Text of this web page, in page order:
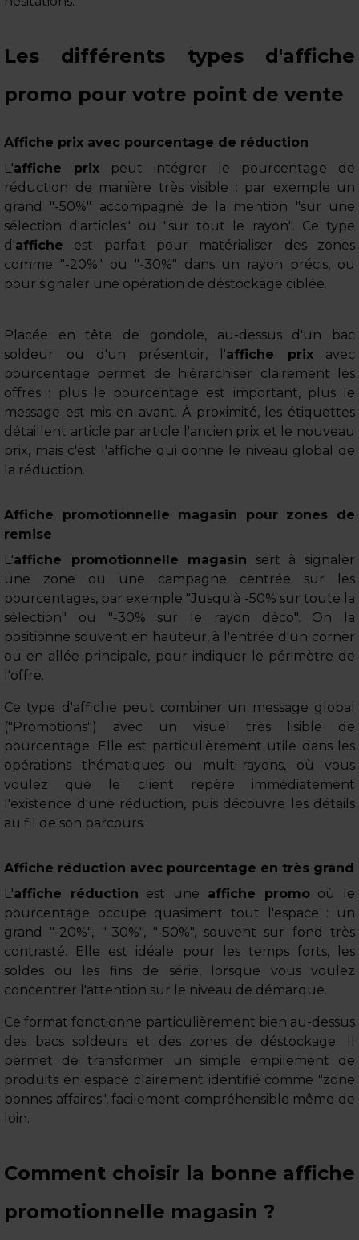
Les différents types d'affiche
promo pour votre point de vente
Affiche prix avec pourcentage de réduction
L'affiche prix peut intégrer le pourcentage de
réduction de manière très visible : par exemple un
grand "-50%" accompagné de la mention "sur une
sélection d'articles" ou "sur tout le rayon". Ce type
d'affiche est parfait pour matérialiser des zones
comme "-20%" ou "-30%" dans un rayon précis, ou
pour signaler une opération de déstockage ciblée.
Placée en tête de gondole, au-dessus d'un bac
soldeur ou d'un présentoir, l'affiche prixavec
pourcentage permet de hiérarchiser clairement les
offres : plus le pourcentage est important, plus le
message est mis en avant. À proximité, les étiquettes
détaillent article par article l'ancien prix et le nouveau
prix, mais c'est l'affiche qui donne le niveau global de
la réduction.
Affiche promotionnelle magasin pour zones de
remise
L'affiche promotionnelle magasin sert à signaler
une zone ou une campagne centrée sur les
pourcentages, par exemple "Jusqu'à -50% sur toute la
sélection" ou "-30% sur le rayon déco". On la
positionne souvent en hauteur, à l'entrée d'un corner
ou en allée principale, pour indiquer le périmètre de
l'offre.
Ce type d'affiche peut combiner un message global
("Promotions") avec un visuel très lisible de
pourcentage. Elle est particulièrement utile dans les
opérations thématiques ou multi-rayons, où vous
voulez que le client repère immédiatement
l'existence d'une réduction, puis découvre les détails
au fil de son parcours.
Affiche réduction avec pourcentage en très grand
L'affiche réduction est une affiche promooù le
pourcentage occupe quasiment tout l'espace : un
grand "-20%", "-30%", "-50%", souvent sur fond très
contrasté. Elle est idéale pour les temps forts, les
soldes ou les fins de série, lorsque vous voulez
concentrer l'attention sur le niveau de démarque.
Ce format fonctionne particulièrement bien au-dessus
des bacs soldeurs et des zones de déstockage. Il
permet de transformer un simple empilement de
produits en espace clairement identifié comme "zone
bonnes affaires", facilement compréhensible même de
loin.
Comment choisir la bonne affiche
promotionnelle magasin ?